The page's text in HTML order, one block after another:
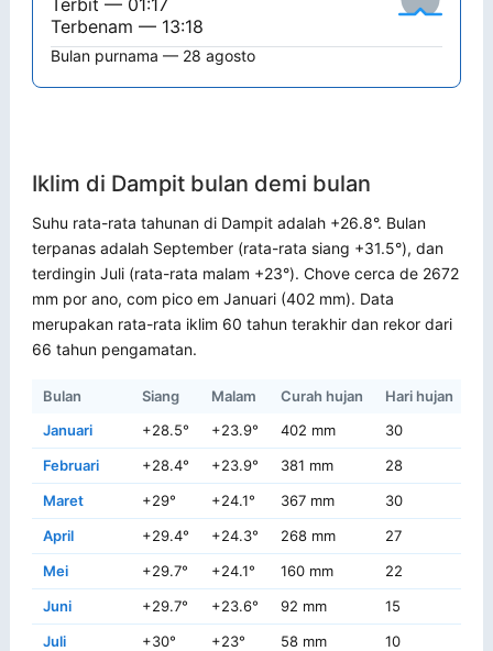
Terbit — 01:17
Terbenam — 13:18
Bulan purnama — 28 agosto
Iklim di Dampit bulan demi bulan
Suhu rata-rata tahunan di Dampit adalah +26.8°. Bulan
terpanas adalah September (rata-rata siang +31.5°), dan
terdingin Juli (rata-rata malam +23°). Chove cerca de 2672
mm por ano, com pico em Januari (402 mm). Data
merupakan rata-rata iklim 60 tahun terakhir dan rekor dari
66 tahun pengamatan.
Bulan Siang Malam Curah hujan Hari hujan
Januari
+28.5° +23.9° 402 mm 30
Februari
+28.4° +23.9° 381 mm 28
Maret
+29° +24.1° 367 mm 30
April
+29.4° +24.3° 268 mm 27
Mei
+29.7° +24.1° 160 mm 22
Juni
+29.7° +23.6° 92 mm 15
Juli
+30° +23° 58 mm 10